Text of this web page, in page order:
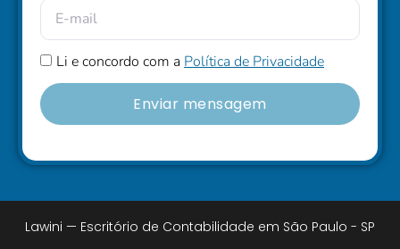
Li e concordo com a Política de Privacidade
Enviar mensagem
Lawini — Escritório de Contabilidade em São Paulo - SP